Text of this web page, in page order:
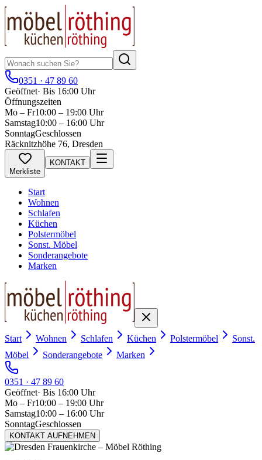
0351 · 47 89 60
Geöffnet· Bis 16:00 Uhr
Öffnungszeiten
Mo – Fr10:00 – 19:00 Uhr
Samstag10:00 – 16:00 Uhr
SonntagGeschlossen
Räcknitzhöhe 76, Dresden
Merkliste
KONTAKT
Start
Wohnen
Schlafen
Küchen
Polstermöbel
Sonst. Möbel
Sonderangebote
Marken
Start Wohnen Schlafen Küchen Polstermöbel
Sonst.
Möbel
Sonderangebote Marken
0351 · 47 89 60
Geöffnet· Bis 16:00 Uhr
Mo – Fr10:00 – 19:00 Uhr
Samstag10:00 – 16:00 Uhr
SonntagGeschlossen
KONTAKT AUFNEHMEN